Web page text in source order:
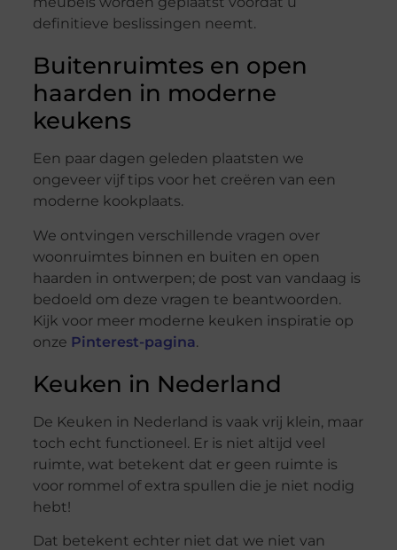
definitieve beslissingen neemt.
Buitenruimtes en open
haarden in moderne
keukens
Een paar dagen geleden plaatsten we
ongeveer vijf tips voor het creëren van een
moderne kookplaats.
We ontvingen verschillende vragen over
woonruimtes binnen en buiten en open
haarden in ontwerpen; de post van vandaag is
bedoeld om deze vragen te beantwoorden.
Kijk voor meer moderne keuken inspiratie op
onze Pinterest-pagina.
Keuken in Nederland
De Keuken in Nederland is vaak vrij klein, maar
toch echt functioneel. Er is niet altijd veel
ruimte, wat betekent dat er geen ruimte is
voor rommel of extra spullen die je niet nodig
hebt!
Dat betekent echter niet dat we niet van